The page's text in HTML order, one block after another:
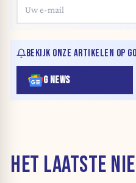
BEKIJK ONZE ARTIKELEN OP
G NEWS
HET LAATSTE